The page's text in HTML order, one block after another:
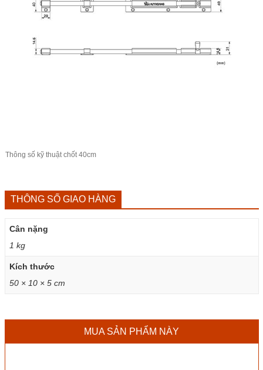
Thông số kỹ thuật chốt 40cm
THÔNG SỐ GIAO HÀNG
Cân nặng
1 kg
Kích thước
50 × 10 × 5 cm
MUA SẢN PHẨM NÀY